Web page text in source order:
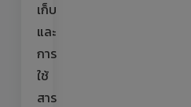
เก็บ
และ
การ
ใช้
สาร